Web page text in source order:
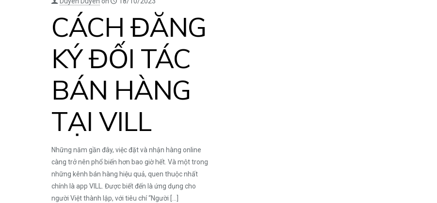
CÁCH ĐĂNG
KÝ ĐỐI TÁC
BÁN HÀNG
TẠI VILL
Những năm gần đây, việc đặt và nhận hàng online
càng trở nên phổ biến hơn bao giờ hết. Và một trong
những kênh bán hàng hiệu quả, quen thuộc nhất
chính là app VILL. Được biết đến là ứng dụng cho
người Việt thành lập, với tiêu chí “Người […]